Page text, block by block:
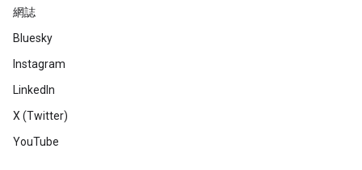
網誌
Bluesky
Instagram
LinkedIn
X (Twitter)
YouTube